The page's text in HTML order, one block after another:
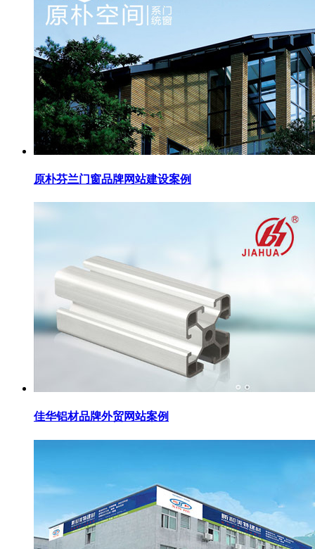
原朴芬兰门窗品牌网站建设案例
佳华铝材品牌外贸网站案例